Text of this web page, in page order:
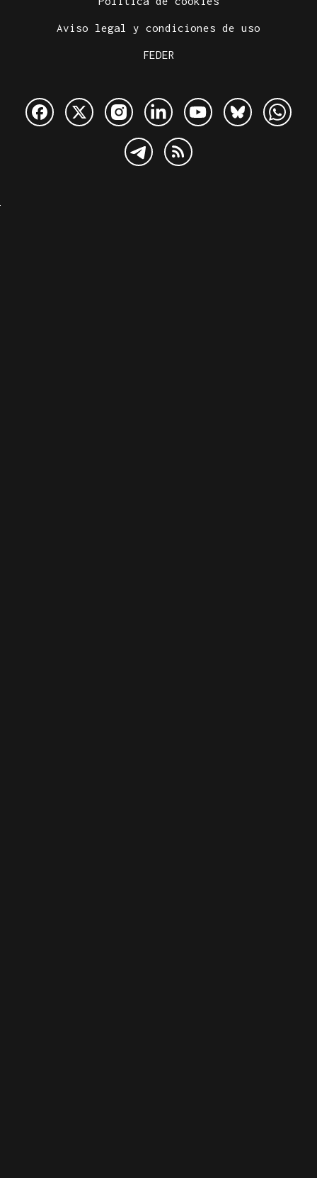
Aviso legal y condiciones de uso
FEDER